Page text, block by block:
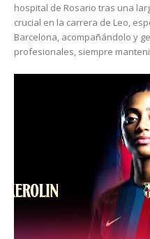
hospital de Rosario tras una
crucial en la carrera de Leo,
Barcelona, acompañándolo y
profesionales, siempre